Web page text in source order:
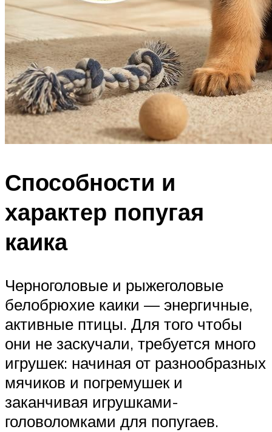
Способности и
характер попугая
каика
Черноголовые и рыжеголовые
белобрюхие каики — энергичные,
активные птицы. Для того чтобы
они не заскучали, требуется много
игрушек: начиная от разнообразных
мячиков и погремушек и
заканчивая игрушками-
головоломками для попугаев.